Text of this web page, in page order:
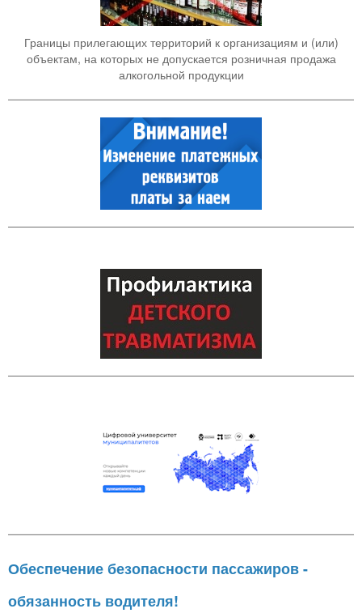
Границы прилегающих территорий к организациям и (или)
объектам, на которых не допускается розничная продажа
алкогольной продукции
Обеспечение безопасности пассажиров -
обязанность водителя!